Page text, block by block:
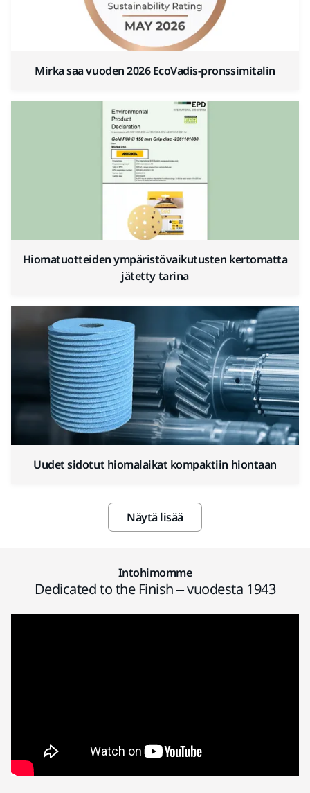
Mirka saa vuoden 2026 EcoVadis-pronssimitalin
Hiomatuotteiden ympäristövaikutusten kertomatta
jätetty tarina
Uudet sidotut hiomalaikat kompaktiin hiontaan
Näytä lisää
Intohimomme
Dedicated to the Finish – vuodesta 1943